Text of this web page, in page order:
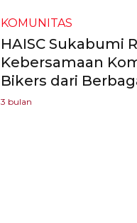
KOMUNITAS
HAISC Sukabumi
Kebersamaan
Bikers dari
3 bulan